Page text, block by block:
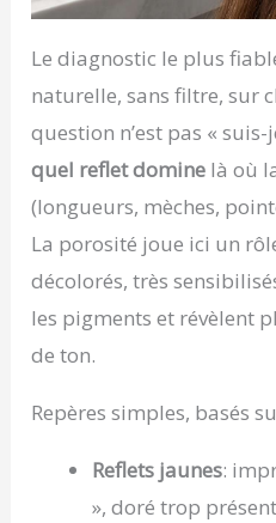
Le diagnostic le plus
naturelle, sans filtre, sur
question n’est pas «
quel reflet domine là où
(longueurs, mèches,
La porosité joue ici un
décolorés, très
les pigments et révèlent
de ton.
Repères simples, basés
Reflets jaunes:
», doré trop